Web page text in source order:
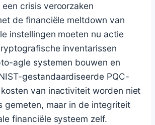
crisis veroorzaken
de financiële meltdown van
instellingen moeten nu actie
inventarissen
agle systemen bouwen en
gestandaardiseerde PQC-
van inactiviteit worden niet
gemeten, maar in de integriteit
financiële systeem zelf.